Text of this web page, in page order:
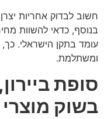
חשוב לבדוק אחריות
בנוסף, כדאי להשוות
עומד בתקן הישראלי.
ומשתלמת.
סופת
בשוק